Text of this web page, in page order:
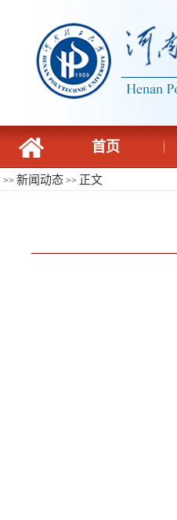
首页
>> 新闻动态 >> 正文